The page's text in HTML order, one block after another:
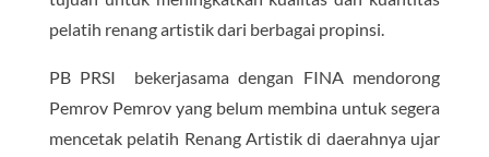
pelatih renang artistik dari berbagai propinsi.
PB PRSI bekerjasama dengan FINA mendorong
Pemrov Pemrov yang belum membina untuk segera
mencetak pelatih Renang Artistik di daerahnya ujar